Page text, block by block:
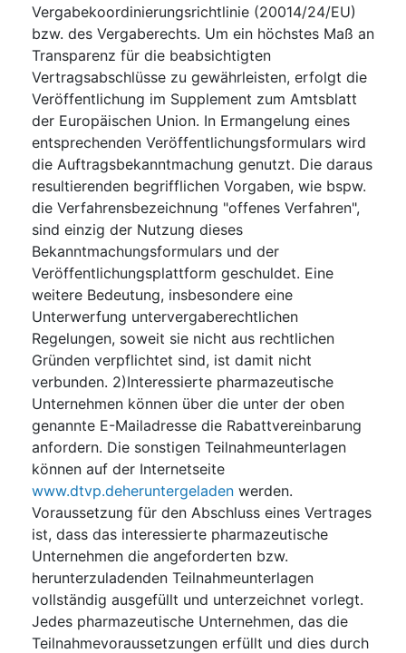
Vergabekoordinierungsrichtlinie (20014/24/EU)
bzw. des Vergaberechts. Um ein höchstes Maß an
Transparenz für die beabsichtigten
Vertragsabschlüsse zu gewährleisten, erfolgt die
Veröffentlichung im Supplement zum Amtsblatt
der Europäischen Union. In Ermangelung eines
entsprechenden Veröffentlichungsformulars wird
die Auftragsbekanntmachung genutzt. Die daraus
resultierenden begrifflichen Vorgaben, wie bspw.
die Verfahrensbezeichnung "offenes Verfahren",
sind einzig der Nutzung dieses
Bekanntmachungsformulars und der
Veröffentlichungsplattform geschuldet. Eine
weitere Bedeutung, insbesondere eine
Unterwerfung untervergaberechtlichen
Regelungen, soweit sie nicht aus rechtlichen
Gründen verpflichtet sind, ist damit nicht
verbunden. 2)Interessierte pharmazeutische
Unternehmen können über die unter der oben
genannte E-Mailadresse die Rabattvereinbarung
anfordern. Die sonstigen Teilnahmeunterlagen
können auf der Internetseite
www.dtvp.deheruntergeladen werden.
Voraussetzung für den Abschluss eines Vertrages
ist, dass das interessierte pharmazeutische
Unternehmen die angeforderten bzw.
herunterzuladenden Teilnahmeunterlagen
vollständig ausgefüllt und unterzeichnet vorlegt.
Jedes pharmazeutische Unternehmen, das die
Teilnahmevoraussetzungen erfüllt und dies durch